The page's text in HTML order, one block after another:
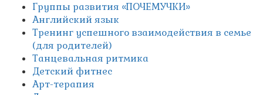
Группы развития «ПОЧЕМУЧКИ»
Английский язык
Тренинг успешного взаимодействия в семье
(для родителей)
Танцевальная ритмика
Детский фитнес
Арт-терапия